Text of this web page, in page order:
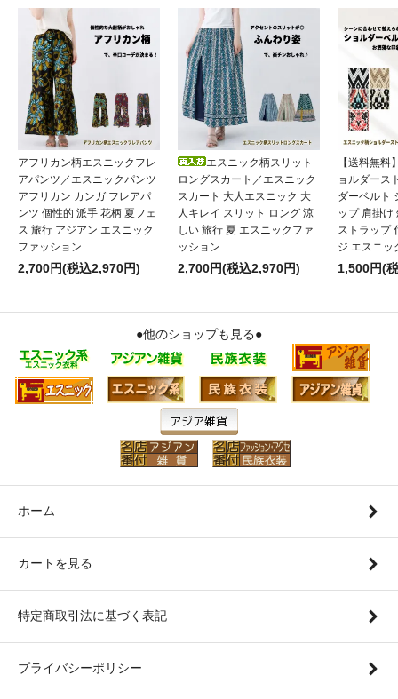
アフリカン柄エスニックフレ
アパンツ／エスニックパンツ
アフリカン カンガ フレアパ
ンツ 個性的 派手 花柄 夏フェ
ス 旅行 アジアン エスニック
ファッション
2,700円(税込2,970円)
エスニック柄スリット
ロングスカート／エスニック
スカート 大人エスニック 大
人キレイ スリット ロング 涼
しい 旅行 夏 エスニックファ
ッション
2,700円(税込2,970円)
【送料無料
ョルダース
ダーベルト
ップ 肩掛け
ストラップ
ジ エスニッ
1,500円(
●他のショップも見る●
ホーム
カートを見る
特定商取引法に基づく表記
プライバシーポリシー